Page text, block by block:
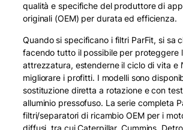
qualità e specifiche del produttore di
originali (OEM) per durata ed efficienza.
Quando si specificano i filtri ParFit, si sa
facendo tutto il possibile per proteggere
attrezzatura, estenderne il ciclo di vita e
migliorare i profitti. I modelli sono
sostituzione diretta a rotazione e con
alluminio pressofuso. La serie completa
filtri/separatori di ricambio OEM per i
diffusi, tra cui Caterpillar, Cummins,